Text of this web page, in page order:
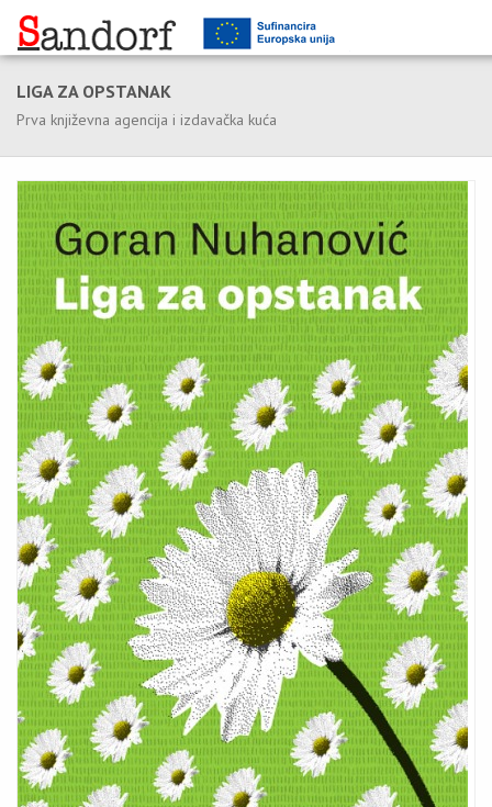
LIGA ZA OPSTANAK
Prva književna agencija i izdavačka kuća